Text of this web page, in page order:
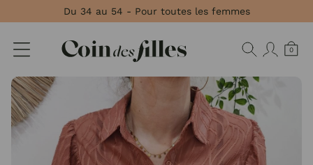
Du 34 au 54 - Pour toutes les femmes
0
Panneau de gestion des cookies